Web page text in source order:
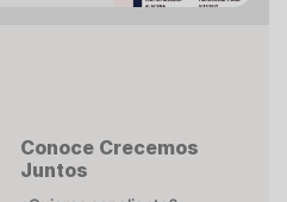
Conoce Crecemos
Juntos